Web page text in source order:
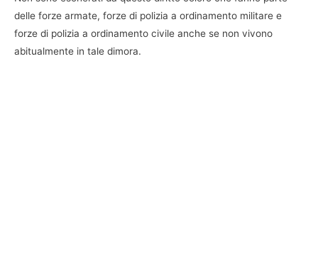
delle forze armate, forze di polizia a ordinamento militare e
forze di polizia a ordinamento civile anche se non vivono
abitualmente in tale dimora.